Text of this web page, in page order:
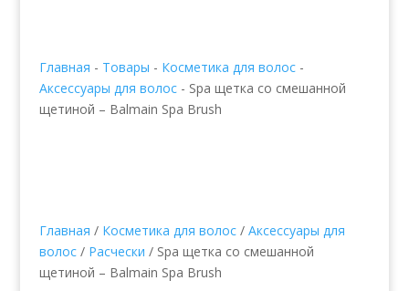
Главная - Товары - Косметика для волос-
Аксессуары для волос- Spa щетка со смешанной
щетиной – Balmain Spa Brush
Главная / Косметика для волос/ Аксессуары для
волос/ Расчески / Spa щетка со смешанной
щетиной – Balmain Spa Brush